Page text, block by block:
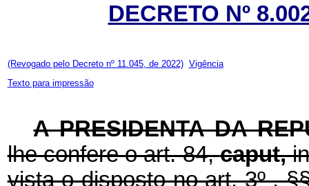
DECRETO Nº
(Revogado pelo Decreto nº 11.045, de 2022) Vigência
Texto para impressão
A PRESIDENTA DA
lhe confere o art. 84,caput,
vista o disposto no art. 3º ,